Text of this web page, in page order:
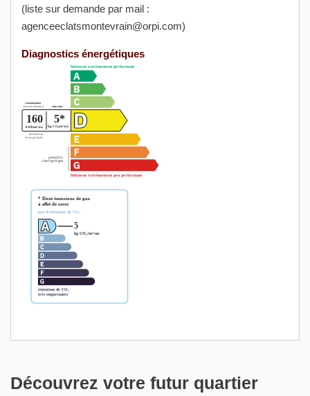
(liste sur demande par mail :
agenceeclatsmontevrain@orpi.com)
Diagnostics énergétiques
Découvrez votre futur quartier